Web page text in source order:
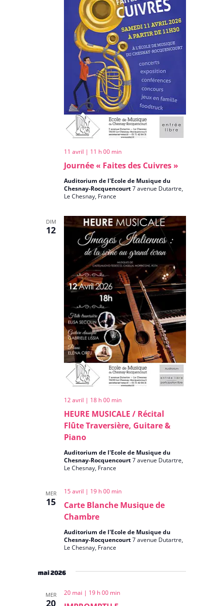
Journée « Faites des Cuivres »
11 avril | 11 h 00 min
Auditorium de l'Ecole de Musique du
Chesnay-Rocquencourt7 avenue Dutartre,
Le Chesnay, France
DIM
12
HEURE MUSICALE / Récital
Flûte Traversière, Guitare &
Piano
12 avril | 18 h 00 min
Auditorium de l'Ecole de Musique du
Chesnay-Rocquencourt7 avenue Dutartre,
Le Chesnay, France
MER
15
Carte Blanche Musique de
Chambre
15 avril | 19 h 00 min
Auditorium de l'Ecole de Musique du
Chesnay-Rocquencourt7 avenue Dutartre,
Le Chesnay, France
mai 2026
MER
20
20 mai | 19 h 00 min